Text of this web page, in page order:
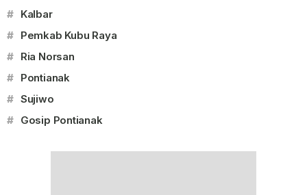
# Kalbar
# Pemkab Kubu Raya
# Ria Norsan
# Pontianak
# Sujiwo
# Gosip Pontianak